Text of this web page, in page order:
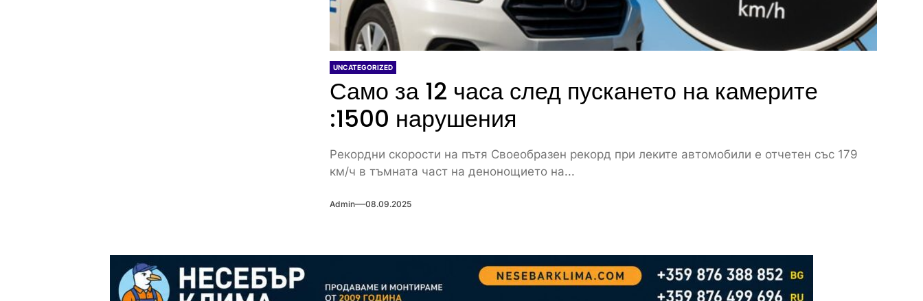
UNCATEGORIZED
Само за 12 часа след пускането на камерите
:1500 нарушения
Рекордни скорости на пътя Своеобразен рекорд при леките автомобили е отчетен със 179
км/ч в тъмната част на денонощието на...
Admin 08.09.2025